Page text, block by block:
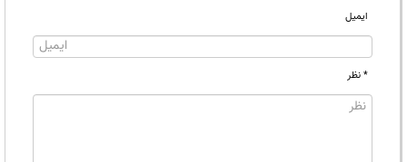
ایمیل
* نظر